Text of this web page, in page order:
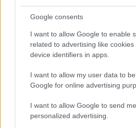
Google consents
I want to allow Google to enable
related to advertising like
device identifiers in apps.
I want to allow my user data to
Google for online advertising
I want to allow Google to send me
personalized advertising.